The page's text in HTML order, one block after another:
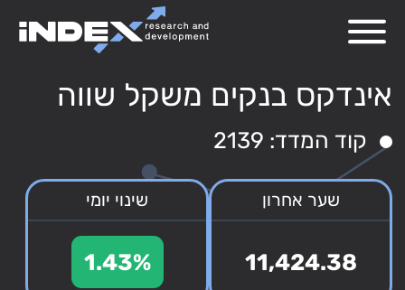
אינדקס בנקים משקל שווה
קוד המדד: 2139
שער אחרון
11,424.38
שינוי יומי
1.43%